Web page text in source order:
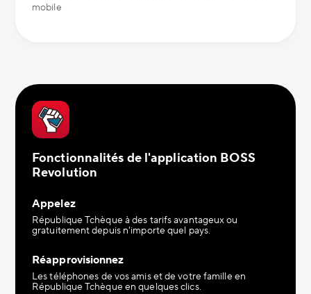
mobile
Fonctionnalités de l'application BOSS
Revolution
Appelez
République Tchèque à des tarifs avantageux ou
gratuitement depuis n'importe quel pays.
Réapprovisionnez
Les téléphones de vos amis et de votre famille en
République Tchèque en quelques clics.